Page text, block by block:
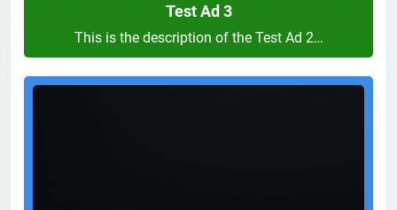
Test Ad 3
This is the description of the Test Ad 2…